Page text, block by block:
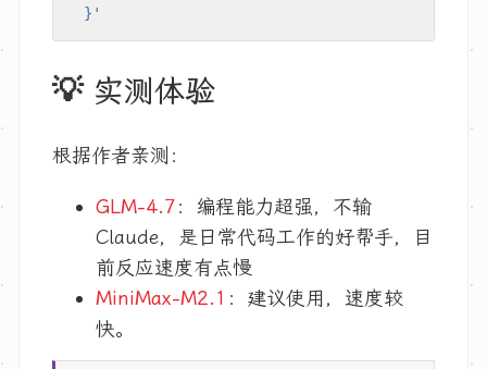
  }'
💡 实测体验
根据作者亲测：
GLM-4.7：编程能力超强，不输
Claude，是日常代码工作的好帮手，目
前反应速度有点慢
MiniMax-M2.1 ：建议使用，速度较
快。